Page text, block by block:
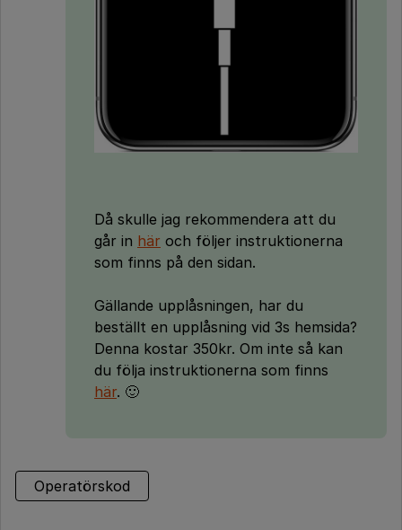
Då skulle jag rekommendera att du
går in här och följer instruktionerna
som finns på den sidan.
Gällande upplåsningen, har du
beställt en upplåsning vid 3s hemsida?
Denna kostar 350kr. Om inte så kan
du följa instruktionerna som finns
här. 🙂
Operatörskod